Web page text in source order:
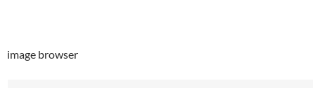
image browser